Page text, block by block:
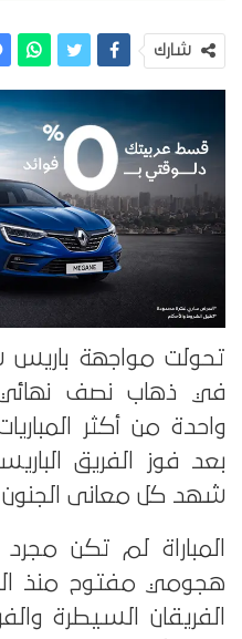
شارك
تحولت مواجهة باريس
في ذهاب نصف نهائي
واحدة من أكثر
شهد كل معانى الجنون
المباراة لم تكن
هجومي مفتوح منذ
الفريقان السيطرة